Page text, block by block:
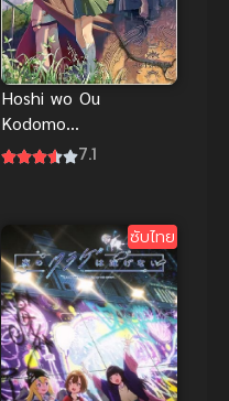
Hoshi wo Ou
Kodomo
(Children
เสียงเพรียก
แห่งพิภพ
เทพา พากย์
ไทย
7.1
ซับไทย